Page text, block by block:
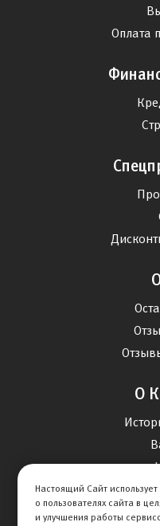
Оплата
О
Настоящий Сайт
о пользователях сайта в
и улучшения работы